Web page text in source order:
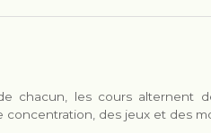
chacun, les cours alternent
des jeux et des